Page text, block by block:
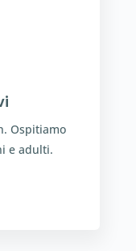
Ospitiamo
e adulti.